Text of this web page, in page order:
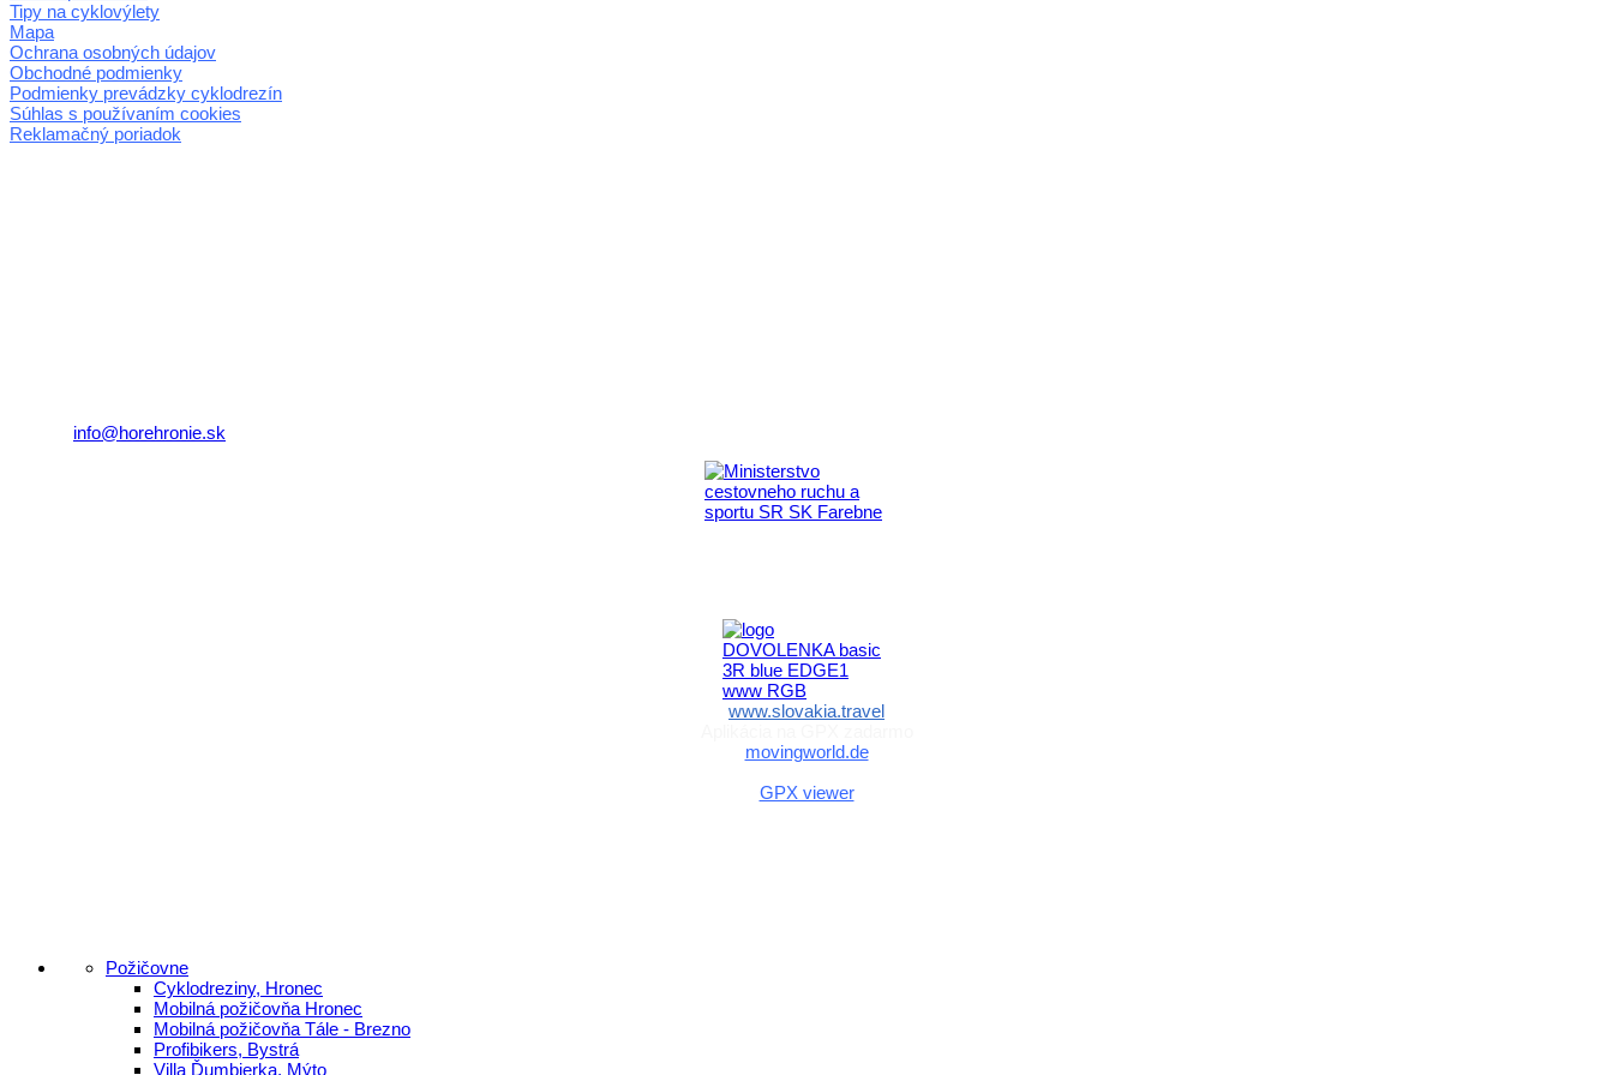
Tipy na cyklovýlety
Mapa
Ochrana osobných údajov
Obchodné podmienky
Podmienky prevádzky cyklodrezín
Súhlas s používaním cookies
Reklamačný poriadok
info@horehronie.sk
www.slovakia.travel
movingworld.de
GPX viewer
Požičovne
Cyklodreziny, Hronec
Mobilná požičovňa Hronec
Mobilná požičovňa Tále - Brezno
Profibikers, Bystrá
Villa Ďumbierka, Mýto